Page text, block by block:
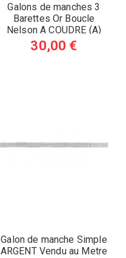
Galons de manches 3
Barettes Or Boucle
Nelson A COUDRE (A)
30,00 €
Galon de manche Simple
ARGENT Vendu au Metre